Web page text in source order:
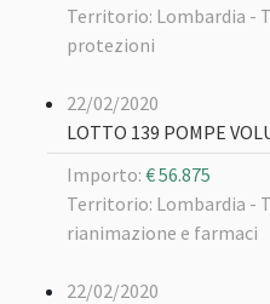
Territorio: Lombardia -
protezioni
22/02/2020
LOTTO 139 POMPE
Importo: € 56.875
Territorio: Lombardia -
rianimazione e farmaci
22/02/2020